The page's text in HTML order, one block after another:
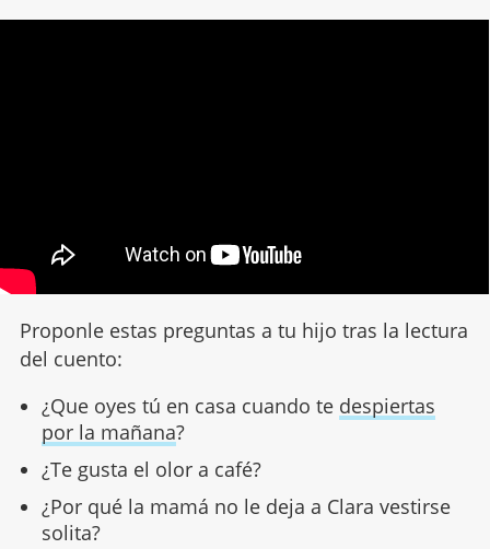
Proponle estas preguntas a tu hijo tras la lectura
del cuento:
¿Que oyes tú en casa cuando te despiertas
por la mañana?
¿Te gusta el olor a café?
¿Por qué la mamá no le deja a Clara vestirse
solita?